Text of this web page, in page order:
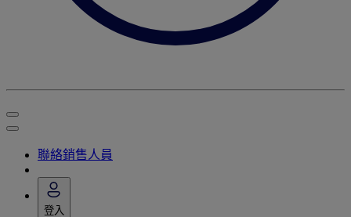
聯絡銷售人員
登入